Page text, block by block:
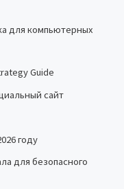
для компьютерных
Guide
сайт
году
для безопасного